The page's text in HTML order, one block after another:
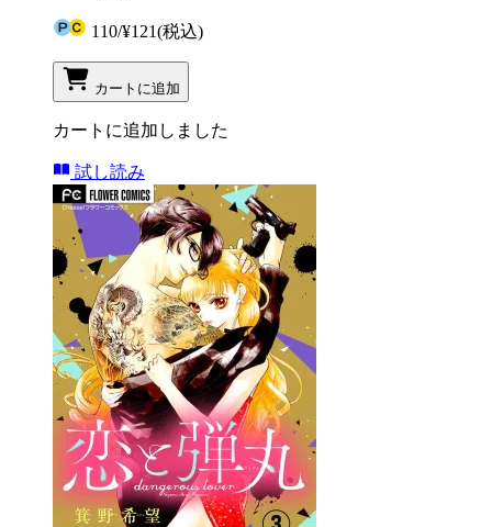
110/¥121(税込)
カートに追加
カートに追加しました
試し読み